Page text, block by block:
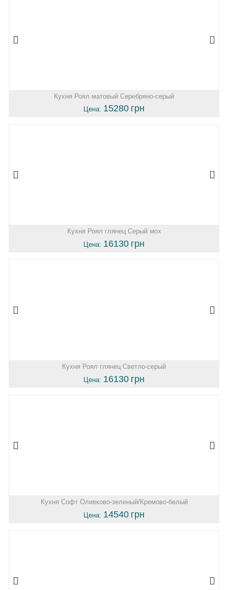
Кухня Роял матовый Серебряно-серый
Цена: 15280 грн
Кухня Роял глянец Серый мох
Цена: 16130 грн
Кухня Роял глянец Светло-серый
Цена: 16130 грн
Кухня Софт Оливково-зеленый/Кремово-белый
Цена: 14540 грн